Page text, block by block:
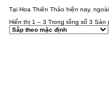
Tại Hoa Thiên Thảo hiện nay,
Hiển thị 1 – 3 Trong tổng số 3 Sản